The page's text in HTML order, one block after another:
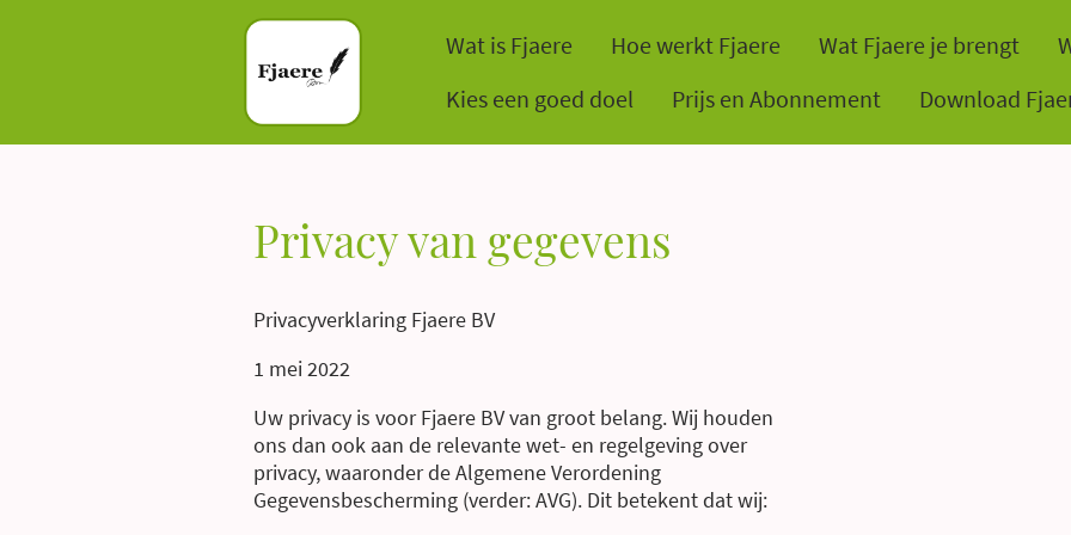
Wat is Fjaere Hoe werkt Fjaere Wat Fjaere je brengt
Kies een goed doel
Prijs en Abonnement Download
Privacy van gegevens
Privacyverklaring Fjaere BV
1 mei 2022
Uw privacy is voor Fjaere BV van groot belang. Wij houden
ons dan ook aan de relevante wet- en regelgeving over
privacy, waaronder de Algemene Verordening
Gegevensbescherming (verder: AVG). Dit betekent dat wij: